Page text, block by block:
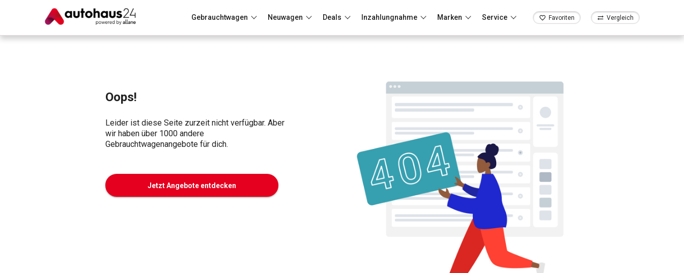
Gebrauchtwagen Neuwagen Deals Inzahlungnahme Marken Service Favoriten Vergleich
Oops!
Leider ist diese Seite zurzeit nicht verfügbar. Aber
wir haben über 1000 andere
Gebrauchtwagenangebote für dich.
Jetzt Angebote entdecken